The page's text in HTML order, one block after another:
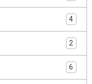
4
2
6